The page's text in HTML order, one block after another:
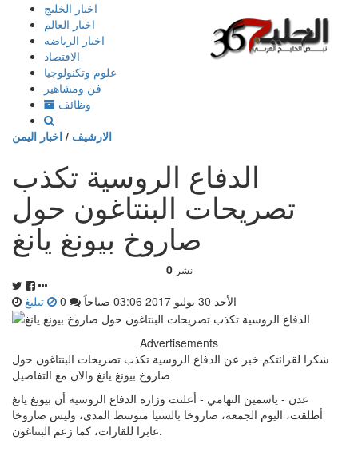
إذهب
المحتوى
اخبار الخليج
اخبار العالم
اخبار الرياضه
الاقتصاد
علوم وتكنولوجيا
فن ومشاهير
وظائف
الارشيف / اخبار اليمن
الدفاع الروسية تكذب
تصريحات البنتاغون حول
صاروخ بيونغ يانغ
0 نشر
الأحد 30 يوليو 2017 03:06 صباحاً تبليغ
Advertisements
شكرا لقرائتكم خبر عن الدفاع الروسية تكذب تصريحات البنتاغون حول
صاروخ بيونغ يانغ والان مع التفاصيل
عدن - ياسمين التهامي - أعلنت وزارة الدفاع الروسية أن بيونغ يانغ
أطلقت، اليوم الجمعة، صاروخا بالستيا متوسط المدى، وليس صاروخا
عابرا للقارات، كما زعم البنتاغون.